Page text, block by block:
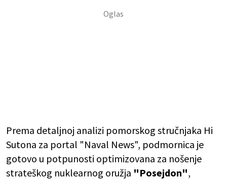
Prema detaljnoj analizi pomorskog stručnjaka Hi
Sutona za portal "Naval News", podmornica je
gotovo u potpunosti optimizovana za nošenje
strateškog nuklearnog oružja "Posejdon",